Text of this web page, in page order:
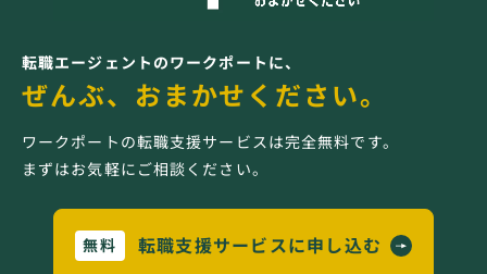
転職エージェントのワークポートに、
ぜんぶ、おまかせください。
ワークポートの転職支援サービスは完全無料です。
まずはお気軽にご相談ください。
無料 転職支援サービスに申し込む